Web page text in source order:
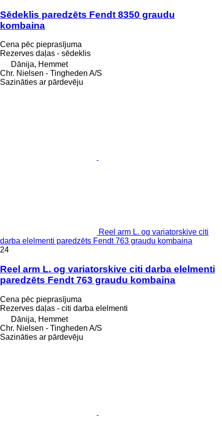
Sēdeklis paredzēts Fendt 8350 graudu
kombaina
Cena pēc pieprasījuma
Rezerves daļas - sēdeklis
Dānija, Hemmet
Chr. Nielsen - Tingheden A/S
Sazināties ar pārdevēju
Reel arm L. og variatorskive citi
darba elelmenti paredzēts Fendt 763 graudu kombaina
24
Reel arm L. og variatorskive citi darba elelmenti
paredzēts Fendt 763 graudu kombaina
Cena pēc pieprasījuma
Rezerves daļas - citi darba elelmenti
Dānija, Hemmet
Chr. Nielsen - Tingheden A/S
Sazināties ar pārdevēju